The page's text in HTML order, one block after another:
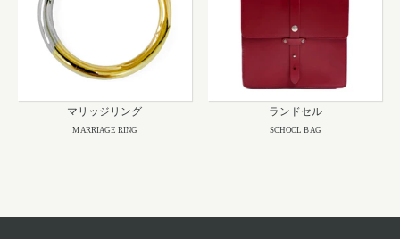
マリッジリング
MARRIAGE RING
ランドセル
SCHOOL BAG